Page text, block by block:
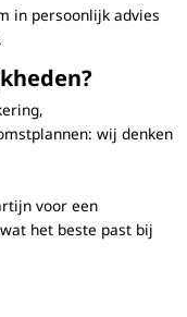
in persoonlijk advies
wij denken
voor een
het beste past bij